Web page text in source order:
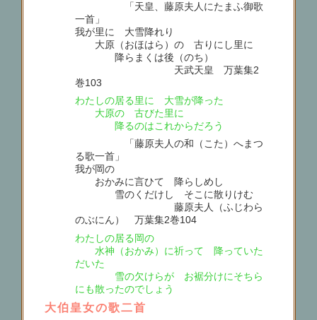
「天皇、藤原夫人にたまふ御歌
一首」
我が里に 大雪降れり
大原（おほはら）の 古りにし里に
降らまくは後（のち）
天武天皇 万葉集2
巻103
わたしの居る里に 大雪が降った
大原の 古びた里に
降るのはこれからだろう
「藤原夫人の和（こた）へまつ
る歌一首」
我が岡の
おかみに言ひて 降らしめし
雪のくだけし そこに散りけむ
藤原夫人（ふじわら
のぶにん） 万葉集2巻104
わたしの居る岡の
水神（おかみ）に祈って 降っていた
だいた
雪の欠けらが お裾分けにそちら
にも散ったのでしょう
大伯皇女の歌二首